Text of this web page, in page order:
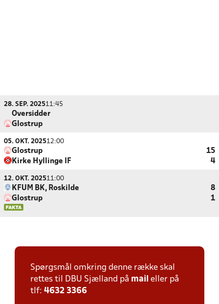
28. SEP. 202511:45
Oversidder
Glostrup
05. OKT. 202512:00
Glostrup
15
Kirke Hyllinge IF
4
12. OKT. 202511:00
KFUM BK, Roskilde
8
Glostrup
1
Spørgsmål omkring denne række skal
rettes til DBU Sjælland på mail eller på
tlf: 4632 3366